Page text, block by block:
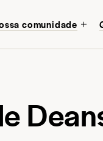
comunidade